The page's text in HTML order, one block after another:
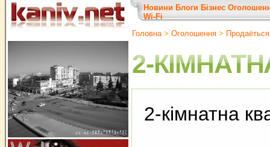
Новини Блоги Бізнес
Wi-Fi
Головна> Оголошення >
2-
2-кімнатна